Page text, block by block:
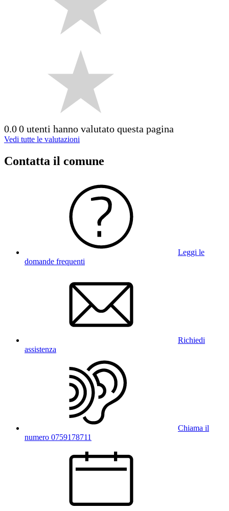
0.00 utenti hanno valutato questa pagina
Vedi tutte le valutazioni
Contatta il comune
Leggi le
domande frequenti
Richiedi
assistenza
Chiama il
numero 0759178711